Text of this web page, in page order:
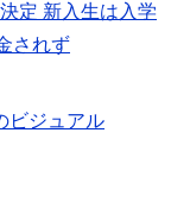
定 新入生は入学
されず
ビジュアル